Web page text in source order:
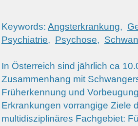
Keywords: Angsterkrankung,
Psychiatrie, Psychose,
In Österreich sind jährlich ca
Zusammenhang mit
Früherkennung und
Erkrankungen vorrangige Ziele
multidisziplinäres Fachgebiet: